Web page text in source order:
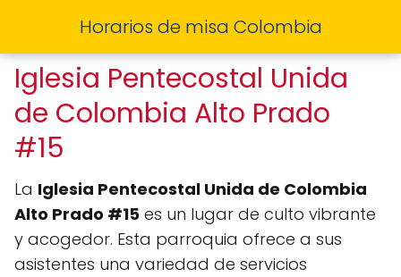
Horarios de misa Colombia
Iglesia Pentecostal Unida
de Colombia Alto Prado
#15
La Iglesia Pentecostal Unida de Colombia
Alto Prado #15 es un lugar de culto vibrante
y acogedor. Esta parroquia ofrece a sus
asistentes una variedad de servicios